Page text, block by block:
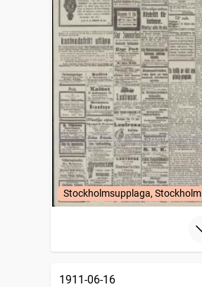
Stockholmsupplaga, Stockholm
1911-06-16